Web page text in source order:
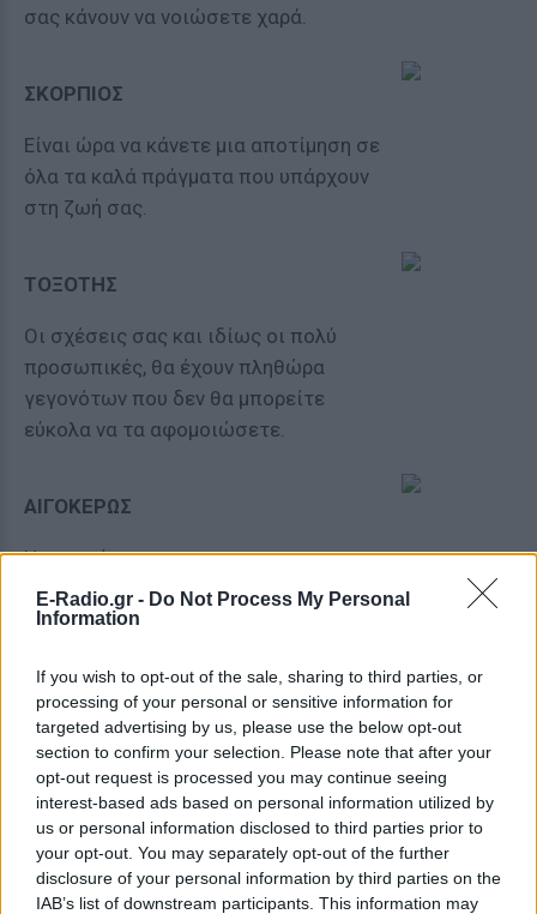
E-Radio.gr - Do Not Process My Personal
Information
If you wish to opt-out of the sale, sharing to third parties, or
processing of your personal or sensitive information for
targeted advertising by us, please use the below opt-out
section to confirm your selection. Please note that after your
opt-out request is processed you may continue seeing
interest-based ads based on personal information utilized by
us or personal information disclosed to third parties prior to
your opt-out. You may separately opt-out of the further
disclosure of your personal information by third parties on the
IAB’s list of downstream participants. This information may
σας κάνουν να νοιώσετε χαρά.
ΣΚΟΡΠΙΟΣ
Είναι ώρα να κάνετε μια αποτίμηση σε
όλα τα καλά πράγματα που υπάρχουν
στη ζωή σας.
ΤΟΞΟΤΗΣ
Οι σχέσεις σας και ιδίως οι πολύ
προσωπικές, θα έχουν πληθώρα
γεγονότων που δεν θα μπορείτε
εύκολα να τα αφομοιώσετε.
ΑΙΓΟΚΕΡΩΣ
Η κατανόηση και η
διαλλακτικότητα, θα φέρουν
ισορροπία!
ΥΔΡΟΧΟΟΣ
Θα μπορέσετε επιτέλους να λύσετε
παρεξηγήσεις που σας έχουν πειράξει
και να προχωρήσετε μπροστά.
ΙΧΘΕΙΣ